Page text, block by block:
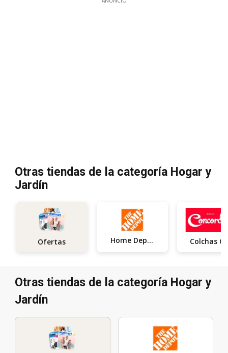
Otras tiendas de la categoría Hogar y
Jardín
Ofertas Home Depot
Otras tiendas de la categoría Hogar y
Jardín